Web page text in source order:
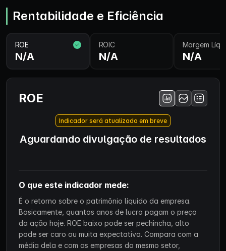
Rentabilidade e Eficiência
ROE
N/A
ROIC
N/A
Margem
N/A
ROE
Indicador será atualizado em breve
Aguardando divulgação de resultados
O que este indicador mede:
É o retorno sobre o patrimônio líquido da empresa.
Basicamente, quantos anos de lucro pagam o preço
da ação hoje. ROE baixo pode ser pechincha, alto
pode ser caro ou muita expectativa. Compara com a
média dela e com as empresas do mesmo setor,